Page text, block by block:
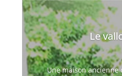
Le
Une maison ancienne